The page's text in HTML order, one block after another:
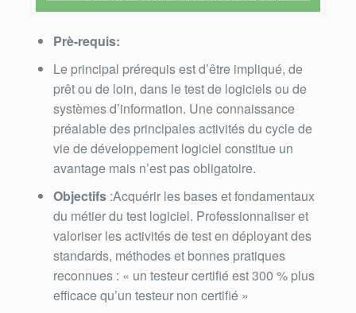
Prè-requis:
Le principal prérequis est d’être impliqué, de
prêt ou de loin, dans le test de logiciels ou de
systèmes d’information. Une connaissance
préalable des principales activités du cycle de
vie de développement logiciel constitue un
avantage mais n’est pas obligatoire.
Objectifs:Acquérir les bases et fondamentaux
du métier du test logiciel. Professionnaliser et
valoriser les activités de test en déployant des
standards, méthodes et bonnes pratiques
reconnues : « un testeur certifié est 300 % plus
efficace qu’un testeur non certifié »